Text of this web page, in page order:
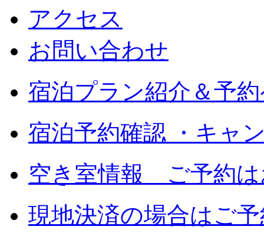
アクセス
お問い合わせ
宿泊プラン紹介＆予
宿泊予約確認 ・キャ
空き室情報 ご予約は
現地決済の場合はご